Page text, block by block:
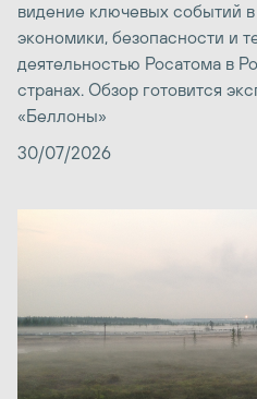
видение ключевых событий
экономики, безопасности и
деятельностью Росатома в
странах. Обзор готовится
«Беллоны»
30/07/2026